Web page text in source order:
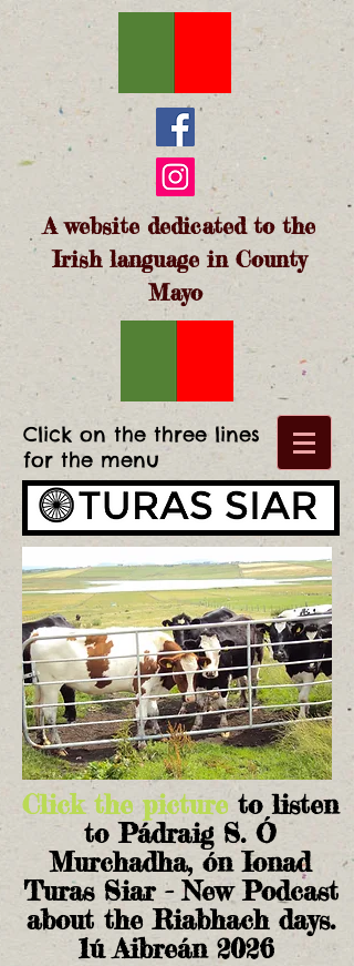
A website dedicated to the
Irish language in County
Mayo
Click on the three lines
for the menu
Click the picture to listen
to Pádraig S. Ó
Murchadha, ón Ionad
Turas Siar - New Podcast
about the Riabhach days.
1ú Aibreán 2026